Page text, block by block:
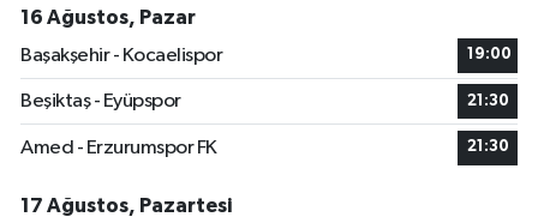
16 Ağustos, Pazar
Başakşehir - Kocaelispor
19:00
Beşiktaş - Eyüpspor 21:30
Amed - Erzurumspor FK 21:30
17 Ağustos, Pazartesi